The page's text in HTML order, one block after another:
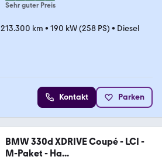
Sehr guter Preis
213.300 km • 190 kW (258 PS) • Diesel
Kontakt Parken
BMW 330d XDRIVE Coupé - LCI -
M-Paket - Ha...